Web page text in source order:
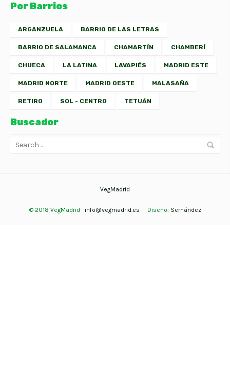
Por Barrios
ARGANZUELA BARRIO DE LAS LETRAS
BARRIO DE SALAMANCA CHAMARTÍN CHAMBERÍ
CHUECA LA LATINA LAVAPIÉS MADRID ESTE
MADRID NORTE MADRID OESTE MALASAÑA
RETIRO SOL - CENTRO TETUÁN
Buscador
VegMadrid
© 2018 VegMadrid info@vegmadrid.es Diseño: Sernández